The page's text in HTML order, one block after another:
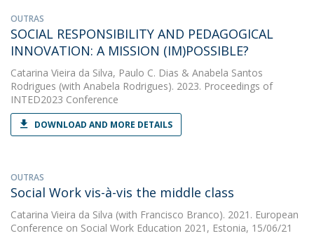
OUTRAS
SOCIAL RESPONSIBILITY AND PEDAGOGICAL
INNOVATION: A MISSION (IM)POSSIBLE?
Catarina Vieira da Silva, Paulo C. Dias & Anabela Santos
Rodrigues (with Anabela Rodrigues). 2023. Proceedings of
INTED2023 Conference
DOWNLOAD AND MORE DETAILS
OUTRAS
Social Work vis-à-vis the middle class
Catarina Vieira da Silva (with Francisco Branco). 2021. European
Conference on Social Work Education 2021, Estonia, 15/06/21